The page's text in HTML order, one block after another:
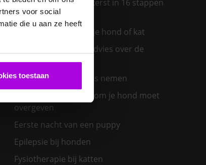
voor social
die u aan ze heeft
toestaan
Een diervriendelijke kerst in 16 stappen
Een insectenbeet bij je hond of kat
Een konijn in huis – advies over de
verzorging
Een nieuwe kat in huis nemen
Een zieke hond: waarom je hond moet
overgeven
Eerste nacht van een puppy
Epilepsie bij honden
Fysiotherapie bij katten